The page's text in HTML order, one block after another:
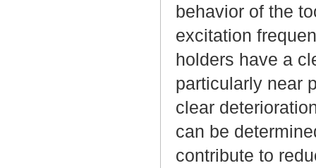
behavior of the
excitation
holders have a
particularly near
clear
can be
contribute to